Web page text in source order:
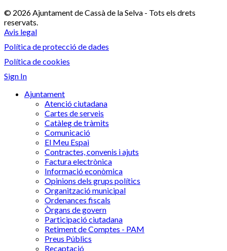
© 2026 Ajuntament de Cassà de la Selva - Tots els drets
reservats.
Avis legal
Política de protecció de dades
Política de cookies
Sign In
Ajuntament
Atenció ciutadana
Cartes de serveis
Catàleg de tràmits
Comunicació
El Meu Espai
Contractes, convenis i ajuts
Factura electrònica
Informació econòmica
Opinions dels grups polítics
Organització municipal
Ordenances fiscals
Òrgans de govern
Participació ciutadana
Retiment de Comptes - PAM
Preus Públics
Recaptació